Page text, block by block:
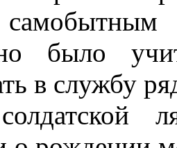
самобытным
было
в службу